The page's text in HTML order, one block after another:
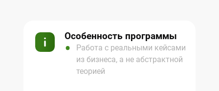
Особенность программы
Работа с реальными кейсами
из бизнеса, а не абстрактной
теорией